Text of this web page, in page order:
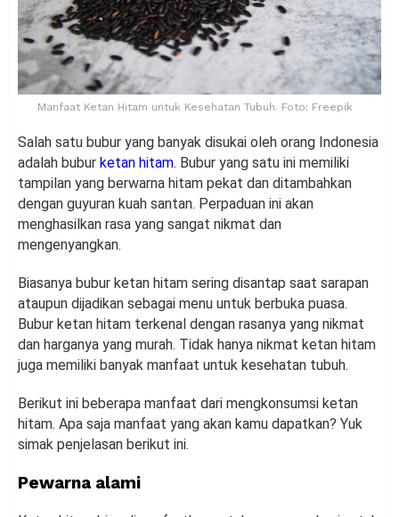
Manfaat Ketan Hitam untuk Kesehatan Tubuh. Foto: Freepik
Salah satu bubur yang banyak disukai oleh orang Indonesia
adalah bubur ketan hitam. Bubur yang satu ini memiliki
tampilan yang berwarna hitam pekat dan ditambahkan
dengan guyuran kuah santan. Perpaduan ini akan
menghasilkan rasa yang sangat nikmat dan
mengenyangkan.
Biasanya bubur ketan hitam sering disantap saat sarapan
ataupun dijadikan sebagai menu untuk berbuka puasa.
Bubur ketan hitam terkenal dengan rasanya yang nikmat
dan harganya yang murah. Tidak hanya nikmat ketan hitam
juga memiliki banyak manfaat untuk kesehatan tubuh.
Berikut ini beberapa manfaat dari mengkonsumsi ketan
hitam. Apa saja manfaat yang akan kamu dapatkan? Yuk
simak penjelasan berikut ini.
Pewarna alami